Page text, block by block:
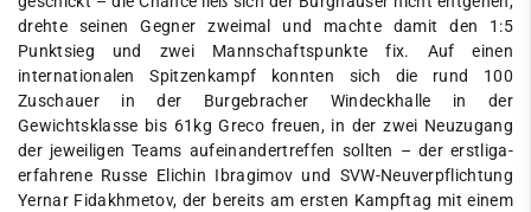
drehte seinen Gegner zweimal und machte damit den 1:5
Punktsieg und zwei Mannschaftspunkte fix. Auf einen
internationalen Spitzenkampf konnten sich die rund 100
Zuschauer in der Burgebracher Windeckhalle in der
Gewichtsklasse bis 61kg Greco freuen, in der zwei Neuzugang
der jeweiligen Teams aufeinandertreffen sollten – der erstliga-
erfahrene Russe Elichin Ibragimov und SVW-Neuverpflichtung
Yernar Fidakhmetov, der bereits am ersten Kampftag mit einem